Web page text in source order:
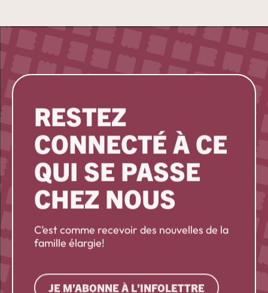
RESTEZ
CONNECTÉ À CE
QUI SE PASSE
CHEZ NOUS
C’est comme recevoir des nouvelles de la
famille élargie!
JE M’ABONNE À L’INFOLETTRE